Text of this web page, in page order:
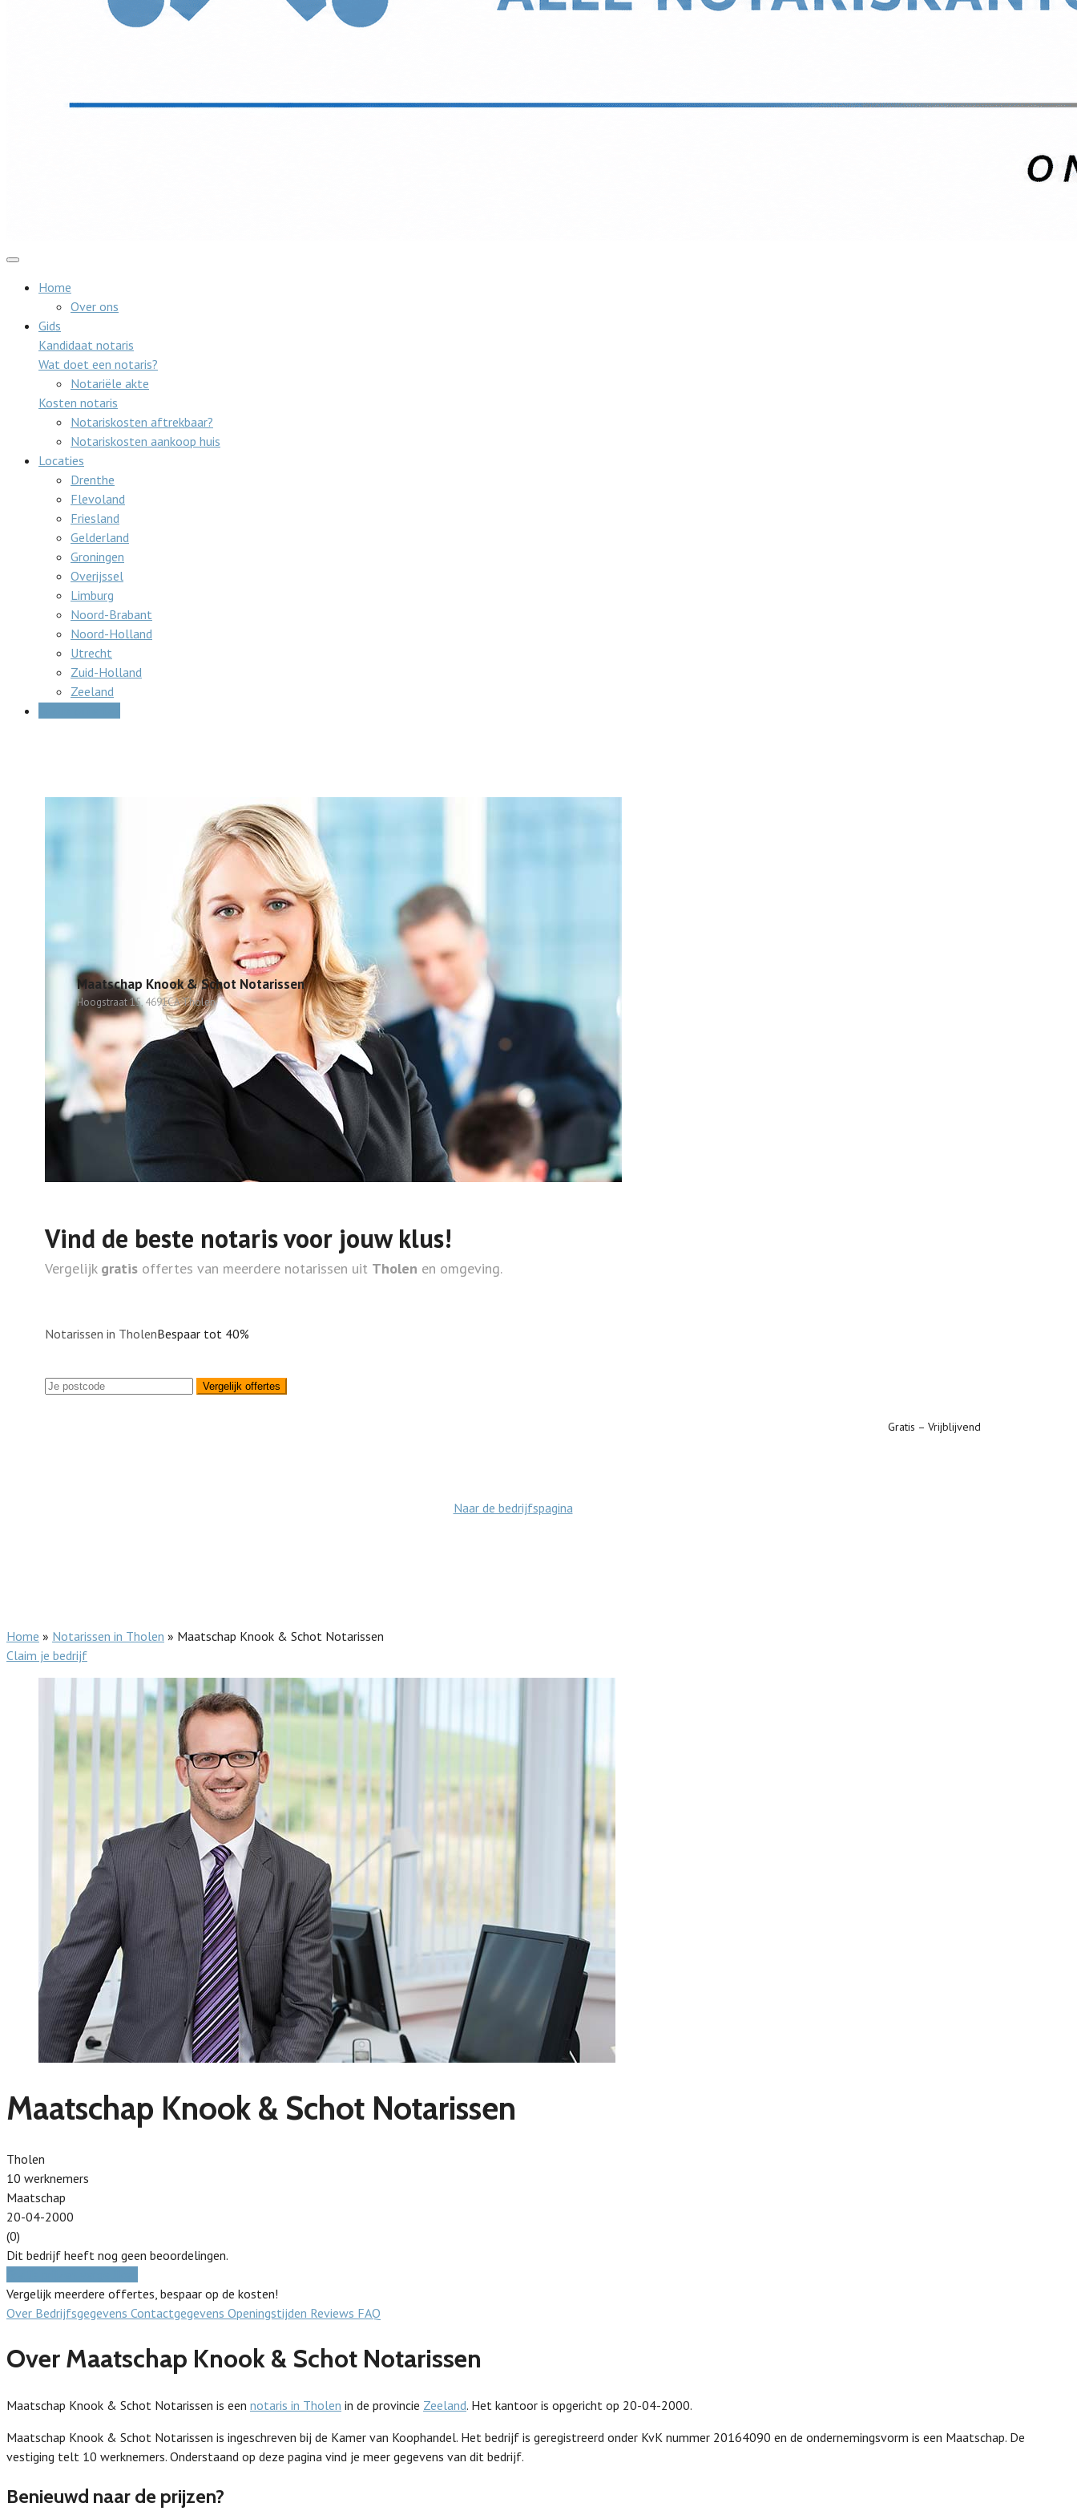
Home
Over ons
Gids
Kandidaat notaris
Wat doet een notaris?
Notariële akte
Kosten notaris
Notariskosten aftrekbaar?
Notariskosten aankoop huis
Locaties
Drenthe
Flevoland
Friesland
Gelderland
Groningen
Overijssel
Limburg
Noord-Brabant
Noord-Holland
Utrecht
Zuid-Holland
Zeeland
Maatschap Knook & Schot Notarissen
Hoogstraat 15, 4691CA Tholen
Vind de beste notaris voor jouw klus!
Vergelijk gratis offertes van meerdere notarissen uit Tholen en omgeving.
Notarissen in TholenBespaar tot 40%
Vergelijk offertes
Gratis – Vrijblijvend
Naar de bedrijfspagina
Home » Notarissen in Tholen » Maatschap Knook & Schot Notarissen
Claim je bedrijf
Maatschap Knook & Schot Notarissen
Tholen
10 werknemers
Maatschap
20-04-2000
(0)
Dit bedrijf heeft nog geen beoordelingen.
Vergelijk meerdere offertes, bespaar op de kosten!
Over Bedrijfsgegevens Contactgegevens Openingstijden Reviews FAQ
Over Maatschap Knook & Schot Notarissen
Maatschap Knook & Schot Notarissen is een notaris in Tholen in de provincie Zeeland. Het kantoor is opgericht op 20-04-2000.
Maatschap Knook & Schot Notarissen is ingeschreven bij de Kamer van Koophandel. Het bedrijf is geregistreerd onder KvK nummer 20164090 en de ondernemingsvorm is een Maatschap. De
vestiging telt 10 werknemers. Onderstaand op deze pagina vind je meer gegevens van dit bedrijf.
Benieuwd naar de prijzen?